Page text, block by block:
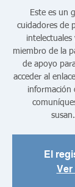
Este es un
cuidadores de
intelectuales
miembro de la
de apoyo
acceder al
información
El